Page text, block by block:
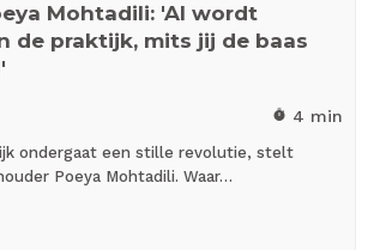
Mohtadili: 'AI wordt
de praktijk, mits jij de baas
timer 4 min
ondergaat een stille revolutie, stelt
Poeya Mohtadili. Waar…